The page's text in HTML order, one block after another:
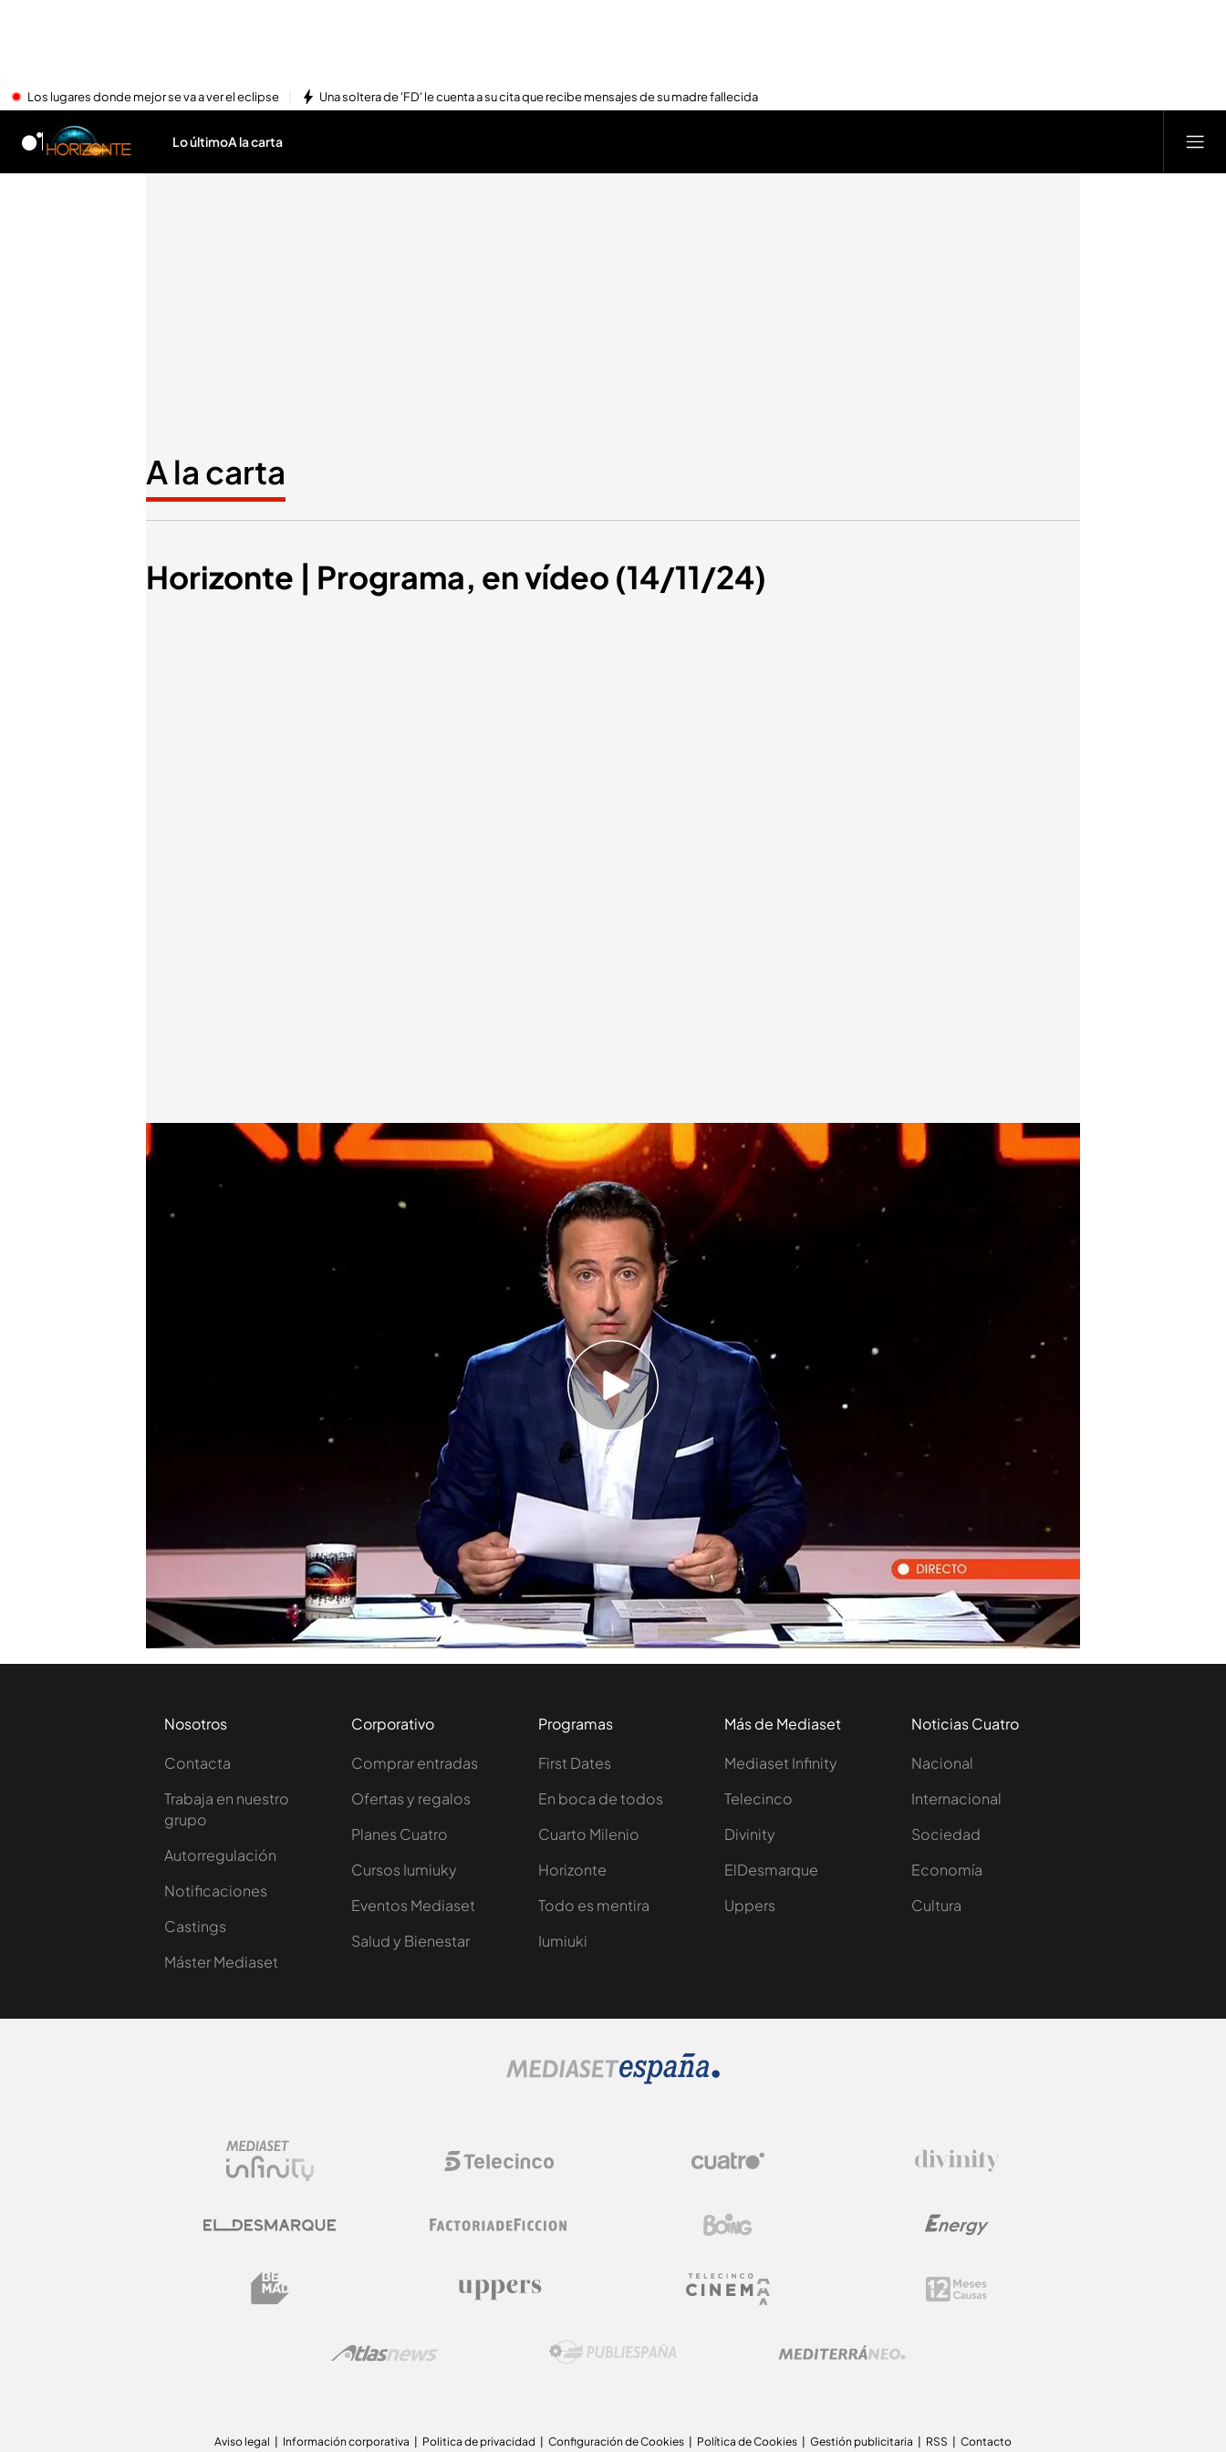
Los lugares donde mejor se va a ver el eclipse Una soltera de 'FD' le cuenta a su cita que recibe mensajes de su madre fallecida
Lo últimoA la carta
A la carta
Horizonte | Programa, en vídeo (14/11/24)
Iker Jiménez se dirige a la audiencia para agradecer el apoyo recibido
Horizonte
Las emocionadas palabras de Iker Jiménez por el apoyo recibido: "El
'ejército milenario' es un ejército de luz"
Iker Jiménez arranca un nuevo program de 'Horizonte' dando las gracias
por todo el apoyo recibido durante estos últimos días tanto por sus
seguidores, como por sus compañeros de prefosión, como por los
directivos de su cadena de televisión antes de seguir debatiendo con los
mejores expertos si la catástrofe se podría o no haber evitado y por qué
tanto silencio al respecto.
TEMAS Televisión Televisión a la carta Programas completos
Nosotros
Contacta
Trabaja en nuestro
grupo
Autorregulación
Notificaciones
Castings
Máster Mediaset
Corporativo
Comprar entradas
Ofertas y regalos
Planes Cuatro
Cursos Iumiuky
Eventos Mediaset
Salud y Bienestar
Programas
First Dates
En boca de todos
Cuarto Milenio
Horizonte
Todo es mentira
Iumiuki
Más de Mediaset
Mediaset Infinity
Telecinco
Divinity
ElDesmarque
Uppers
Noticias Cuatro
Nacional
Internacional
Sociedad
Economía
Cultura
Aviso legal Información corporativa Politica de privacidad Configuración de Cookies Política de Cookies Gestión publicitaria RSS Contacto